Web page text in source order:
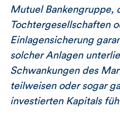
Mutuel Bankengruppe,
Tochtergesellschaften
Einlagensicherung
solcher Anlagen
Schwankungen des
teilweisen oder sogar
investierten Kapitals